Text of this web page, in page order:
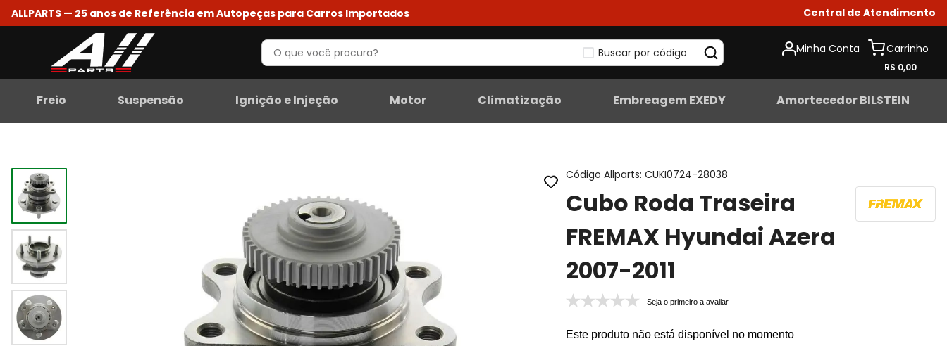
ALLPARTS — 25 anos de Referência em Autopeças para Carros Importados Central de Atendimento
Buscar por código Minha Conta
R$ 0,00
Freio Suspensão Ignição e Injeção Motor Climatização Embreagem EXEDY Amortecedor BILSTEIN
Código Allparts:CUKI0724-28038
Cubo Roda Traseira
FREMAX Hyundai Azera
2007-2011
Seja o primeiro a avaliar
Este produto não está disponível no momento